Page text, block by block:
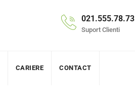
021.555.78.73
Suport Clienti
CARIERE CONTACT